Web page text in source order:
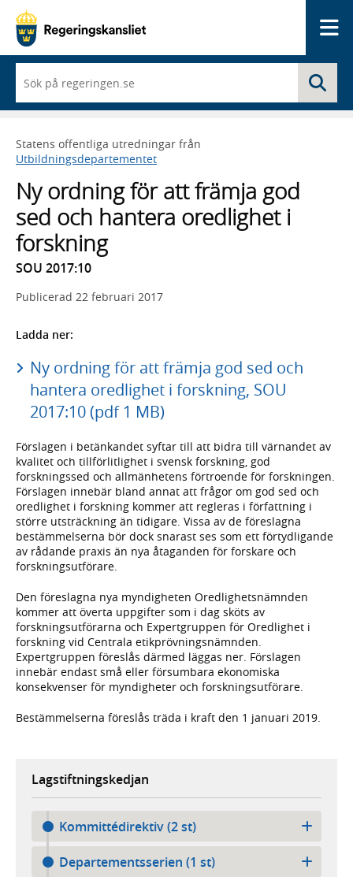
du
börjar
skriva
framträder
en
med
sökförslag
Statens offentliga utredningar från
Utbildningsdepartementet
Ny ordning för att främja god
sed och hantera oredlighet i
forskning
SOU 2017:10
Publicerad 22 februari 2017
Ladda ner:
Ny ordning för att främja god sed och
hantera oredlighet i forskning, SOU
2017:10 (pdf 1 MB)
Förslagen i betänkandet syftar till att bidra till värnandet av
kvalitet och tillförlitlighet i svensk forskning, god
forskningssed och allmänhetens förtroende för forskningen.
Förslagen innebär bland annat att frågor om god sed och
oredlighet i forskning kommer att regleras i författning i
större utsträckning än tidigare. Vissa av de föreslagna
bestämmelserna bör dock snarast ses som ett förtydligande
av rådande praxis än nya åtaganden för forskare och
forskningsutförare.
Den föreslagna nya myndigheten Oredlighetsnämnden
kommer att överta uppgifter som i dag sköts av
forskningsutförarna och Expertgruppen för Oredlighet i
forskning vid Centrala etikprövningsnämnden.
Expertgruppen föreslås därmed läggas ner. Förslagen
innebär endast små eller försumbara ekonomiska
konsekvenser för myndigheter och forskningsutförare.
Bestämmelserna föreslås träda i kraft den 1 januari 2019.
Lagstiftningskedjan
Kommittédirektiv (2 st)
Departementsserien (1 st)